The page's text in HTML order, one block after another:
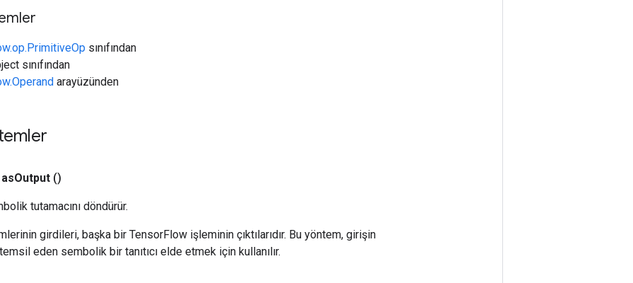
sınıfından
sınıfından
arayüzünden
asOutput ()
tutamacını döndürür.
girdileri, başka bir TensorFlow işleminin çıktılarıdır. Bu yöntem, girişin
eden sembolik bir tanıtıcı elde etmek için kullanılır.